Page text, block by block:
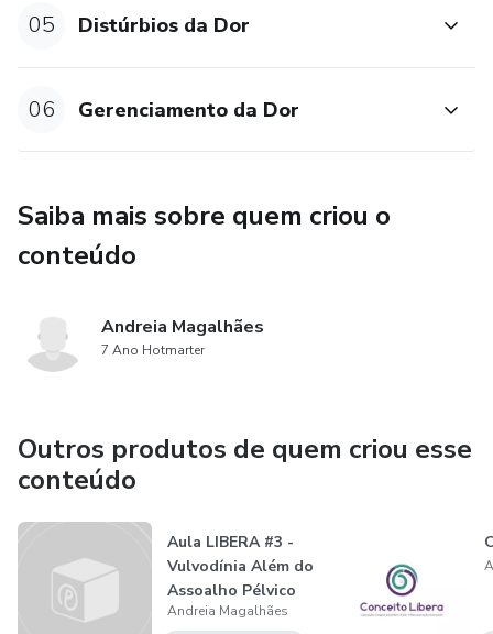
05 Distúrbios da Dor
06 Gerenciamento da Dor
Saiba mais sobre quem criou o
conteúdo
Andreia Magalhães
7 Ano Hotmarter
Outros produtos de quem criou esse
conteúdo
Aula LIBERA #3 -
Vulvodínia Além do
Assoalho Pélvico
(23/08...
Andreia Magalhães